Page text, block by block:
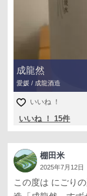
成龍然
愛媛 / 成龍酒造
いいね ！
いいね ！ 15件
棚田米
2025年7月12日
この度は にごり